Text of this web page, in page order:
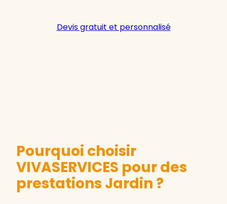
Devis gratuit et personnalisé
Pourquoi choisir
VIVASERVICES pour des
prestations Jardin ?